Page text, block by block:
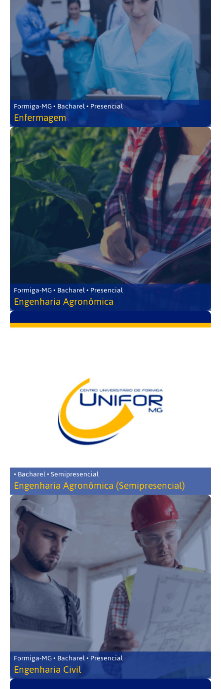
Formiga-MG • Bacharel • Presencial
Enfermagem
Formiga-MG • Bacharel • Presencial
Engenharia Agronômica
• Bacharel • Semipresencial
Engenharia Agronômica (Semipresencial)
Formiga-MG • Bacharel • Presencial
Engenharia Civil